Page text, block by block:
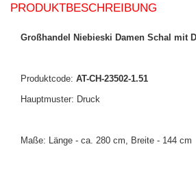
PRODUKTBESCHREIBUNG
Großhandel Niebieski Damen Schal mit
Produktcode: AT-CH-23502-1.51
Hauptmuster: Druck
Maße: Länge - ca. 280 cm, Breite - 144 cm